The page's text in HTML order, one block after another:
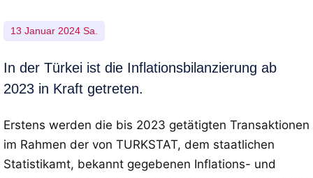
13 Januar 2024 Sa.
In der Türkei ist die Inflationsbilanzierung ab
2023 in Kraft getreten.
Erstens werden die bis 2023 getätigten Transaktionen
im Rahmen der von TURKSTAT, dem staatlichen
Statistikamt, bekannt gegebenen Inflations- und